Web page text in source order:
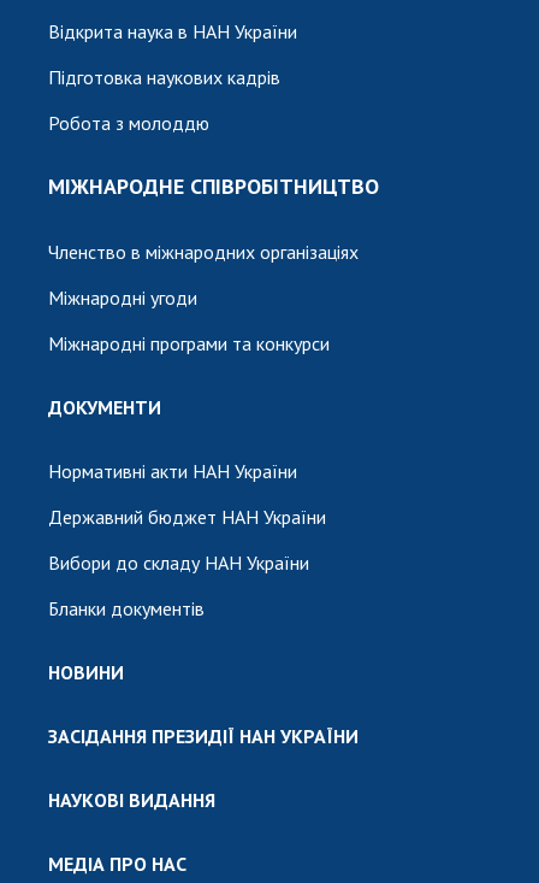
Відкрита наука в НАН України
Підготовка наукових кадрів
Робота з молоддю
МІЖНАРОДНЕ СПІВРОБІТНИЦТВО
Членство в міжнародних організаціях
Міжнародні угоди
Міжнародні програми та конкурси
ДОКУМЕНТИ
Нормативні акти НАН України
Державний бюджет НАН України
Вибори до складу НАН України
Бланки документів
НОВИНИ
ЗАСІДАННЯ ПРЕЗИДІЇ НАН УКРАЇНИ
НАУКОВІ ВИДАННЯ
МЕДІА ПРО НАС